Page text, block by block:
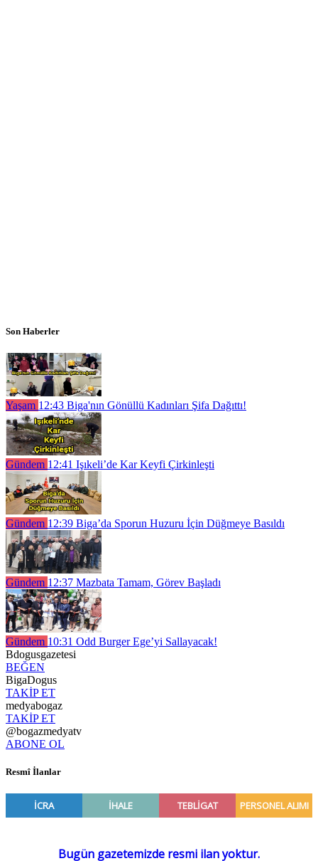
Son Haberler
Yaşam 12:43 Biga'nın Gönüllü Kadınları Şifa Dağıttı!
Gündem 12:41 Işıkeli’de Kar Keyfi Çirkinleşti
Gündem 12:39 Biga’da Sporun Huzuru İçin Düğmeye Basıldı
Gündem 12:37 Mazbata Tamam, Görev Başladı
Gündem 10:31 Odd Burger Ege’yi Sallayacak!
Bdogusgazetesi
BEĞEN
BigaDogus
TAKİP ET
medyabogaz
TAKİP ET
@bogazmedyatv
ABONE OL
Resmî İlanlar